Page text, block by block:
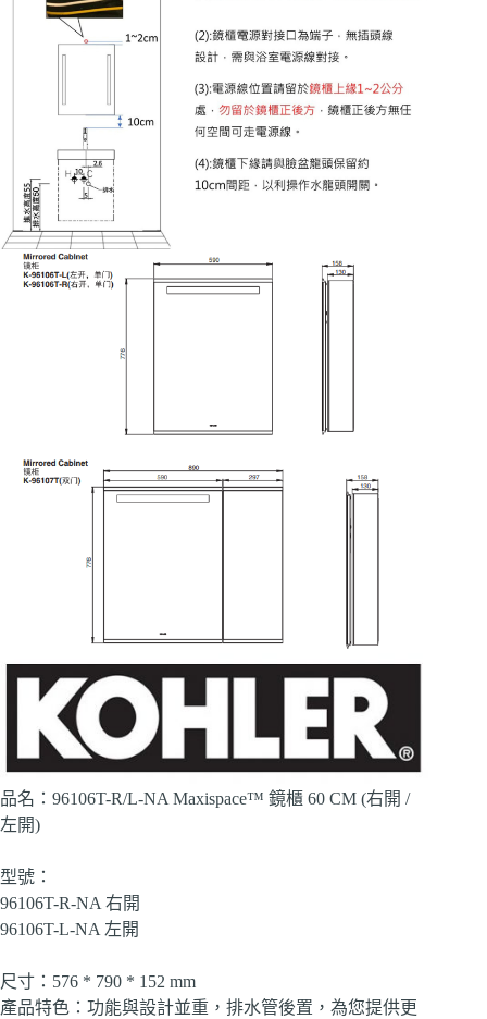
品名：96106T-R/L-NA Maxispace™ 鏡櫃 60 CM (右開 /
左開)
型號：
96106T-R-NA 右開
96106T-L-NA 左開
尺寸：576 * 790 * 152 mm
產品特色：功能與設計並重，排水管後置，為您提供更